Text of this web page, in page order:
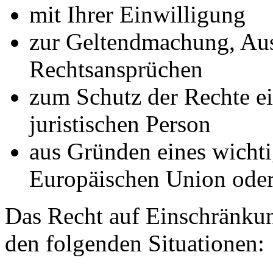
mit Ihrer Einwilligung
zur Geltendmachung,
Rechtsansprüchen
zum Schutz der Rechte
juristischen Person
aus Gründen eines
Europäischen Union
Das Recht auf
den folgenden Situationen: